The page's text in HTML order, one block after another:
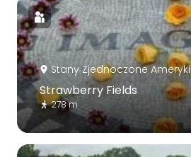
Stany Zjednoczone Ameryki
Strawberry Fields
278 m